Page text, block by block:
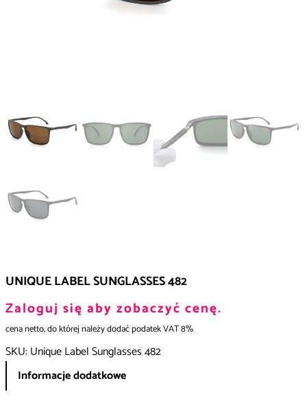
UNIQUE LABEL SUNGLASSES 482
Zaloguj się aby zobaczyć cenę.
cena netto, do której należy dodać podatek VAT 8%
SKU: Unique Label Sunglasses 482
Informacje dodatkowe